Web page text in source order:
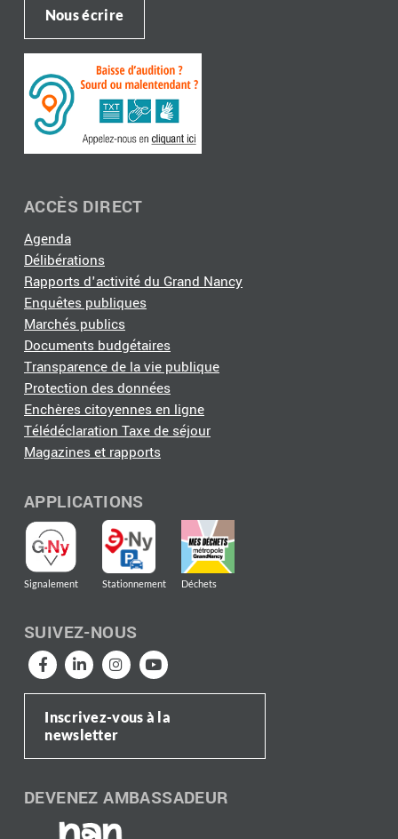
Nous écrire
ACCÈS DIRECT
Agenda
Délibérations
Rapports d'activité du Grand Nancy
Enquêtes publiques
Marchés publics
Documents budgétaires
Transparence de la vie publique
Protection des données
Enchères citoyennes en ligne
Télédéclaration Taxe de séjour
Magazines et rapports
APPLICATIONS
Signalement Stationnement Déchets
SUIVEZ-NOUS
Inscrivez-vous à la
newsletter
DEVENEZ AMBASSADEUR